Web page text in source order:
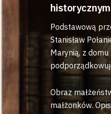
Podstawową
Stanisław
Marynią, z
Obraz
małżonków.